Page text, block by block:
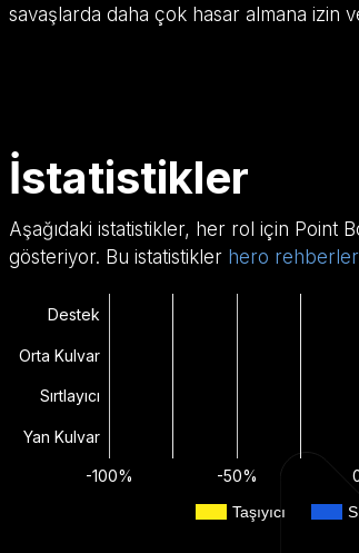
savaşlarda daha çok hasar almana izin
İstatistikler
Aşağıdaki istatistikler, her rol için Point
gösteriyor. Bu istatistikler hero
Taşıyıcı
-100% -50%
Destek
Orta Kulvar
Sırtlayıcı
Yan Kulvar